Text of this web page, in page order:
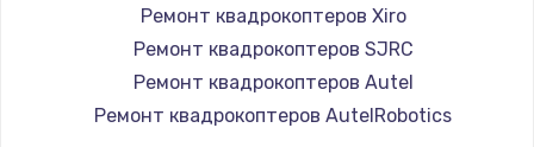
Замена конфорки
1100 руб.
Заказать
Ремонт квадрокоптеров Xiro
Ремонт квадрокоптеров SJRC
Ремонт квадрокоптеров Autel
Ремонт квадрокоптеров AutelRobotics